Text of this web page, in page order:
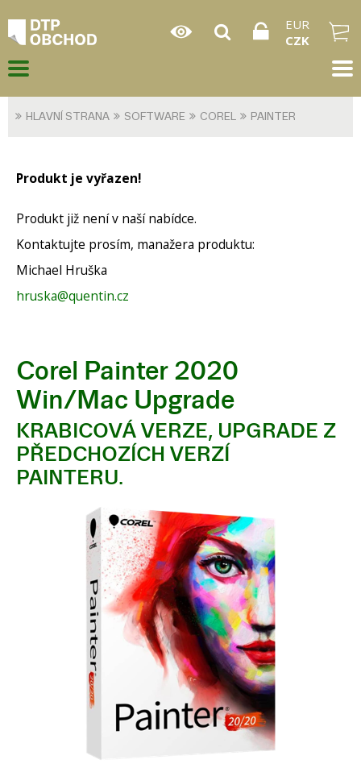
EUR
CZK
HLAVNÍ STRANA SOFTWARE COREL PAINTER
Produkt je vyřazen!
Produkt již není v naší nabídce.
Kontaktujte prosím, manažera produktu:
Michael Hruška
hruska@quentin.cz
Corel Painter 2020
Win/Mac Upgrade
KRABICOVÁ VERZE, UPGRADE Z
PŘEDCHOZÍCH VERZÍ
PAINTERU.